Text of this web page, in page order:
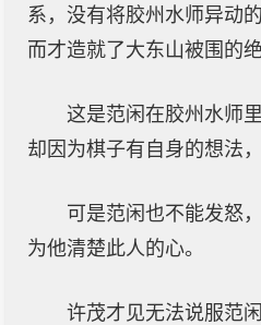
系，没有将胶州水师异动
而才造就了大东山被围的绝
这是范闲在胶州水师
却因为棋子有自身的想法
可是范闲也不能发怒
为他清楚此人的心。
许茂才见无法说服范